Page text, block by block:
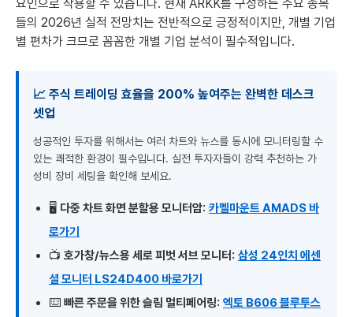
요인으로 작용할 수 있습니다. 현재 ARKK를 구성하는 주요 종목
들의 2026년 실적 전망치는 전반적으로 긍정적이지만, 개별 기업
별 편차가 크므로 꼼꼼한 개별 기업 분석이 필수적입니다.
📈 주식 트레이딩 효율을 200% 높여주는 완벽한 데스크
셋업
성공적인 투자를 위해서는 여러 차트와 뉴스를 동시에 모니터링할 수
있는 쾌적한 환경이 필수입니다. 실전 투자자들이 강력 추천하는 가
성비 장비 세팅을 확인해 보세요.
🖥️ 다중 차트 화면 분할용 모니터암: 카멜마운트 AMADS 바
로가기
📺 호가창/뉴스용 세로 피벗 서브 모니터: 삼성 24인치 에센
셜 모니터 LS24D400 바로가기
⌨️ 빠른 주문을 위한 슬림 멀티페어링: 엑토 B606 블루투스